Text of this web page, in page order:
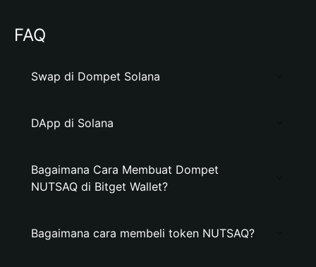
FAQ
Swap di Dompet Solana
DApp di Solana
Bagaimana Cara Membuat Dompet
NUTSAQ di Bitget Wallet?
Bagaimana cara membeli token NUTSAQ?